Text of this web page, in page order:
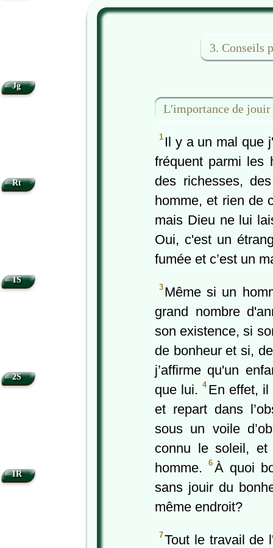
3. Conseils
L'importance de jouir
1 Il y a un mal que
fréquent parmi les
des richesses,
homme, et rien de
mais Dieu ne lui
Oui, c'est un
fumée et c’est un
3 Même si un
grand nombre
son existence, si
de bonheur et si,
j’affirme qu'un
que lui.4 En effet, il
et repart dans
sous un voile
connu le soleil,
homme.6 À quoi
sans jouir du
même endroit?
7Tout le travail de
Jg
Rt
1S
2S
1R